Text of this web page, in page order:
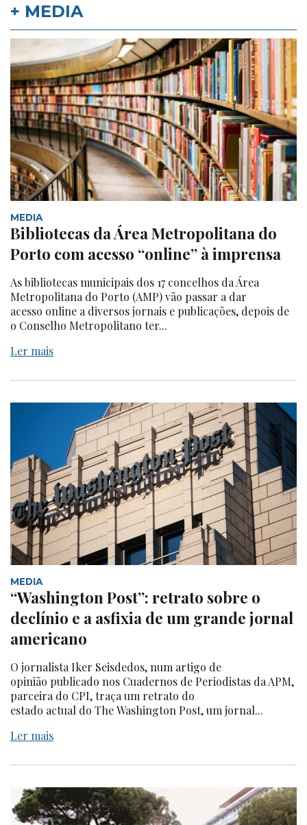
+ MEDIA
MEDIA
Bibliotecas da Área Metropolitana do
Porto com acesso “online” à imprensa
As bibliotecas municipais dos 17 concelhos da Área
Metropolitana do Porto (AMP) vão passar a dar
acesso online a diversos jornais e publicações, depois de
o Conselho Metropolitano ter...
Ler mais
MEDIA
“Washington Post”: retrato sobre o
declínio e a asfixia de um grande jornal
americano
O jornalista Iker Seisdedos, num artigo de
opinião publicado nos Cuadernos de Periodistas da APM,
parceira do CPI, traça um retrato do
estado actual do The Washington Post, um jornal...
Ler mais